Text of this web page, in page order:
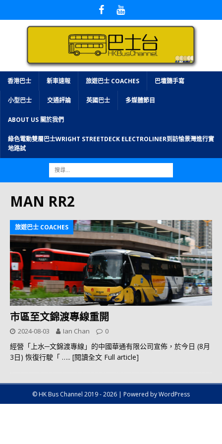
香港巴士 新車速報 旅遊巴士 COACHES 巴壇隨手寫
小型巴士 交通評論 英國巴士 多媒體節目
ABOUT US 關於我們
綠色電動雙層巴士WRIGHT STREETDECK ELECTROLINER到訪愉景灣進行實
地路試
MAN RR2
旅遊巴士 COACHES
市區至文錦渡專線重開
2024-08-03 Ian Chan 0
經營「上水─文錦渡專線」的中國華通有限公司宣佈，於今日 (8月
3日) 恢復行駛「 ….. [閱讀全文 Full article]
© HK Bus Channel 2019 - 2026 | Powered by WordPress